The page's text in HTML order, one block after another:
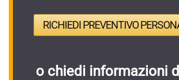
RICHIEDI PREVENTIVO
o chiedi informazioni